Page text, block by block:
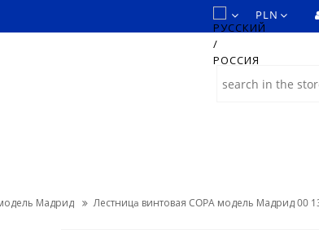
Мадрид Лестницa винтовая COPA модель Мадрид 00